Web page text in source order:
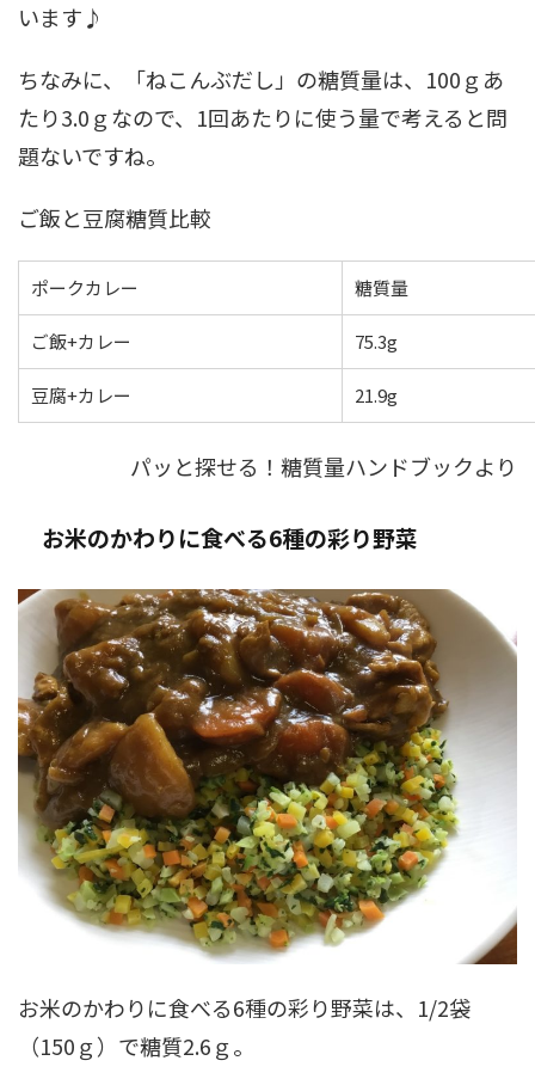
います♪
ちなみに、「ねこんぶだし」の糖質量は、100ｇあ
たり3.0ｇなので、1回あたりに使う量で考えると問
題ないですね。
ご飯と豆腐糖質比較
ポークカレー 糖質量
ご飯+カレー 75.3g
豆腐+カレー 21.9g
パッと探せる！糖質量ハンドブックより
お米のかわりに食べる6種の彩り野菜
お米のかわりに食べる6種の彩り野菜は、1/2袋
（150ｇ）で糖質2.6ｇ。